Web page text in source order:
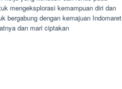
mengeksplorasi kemampuan diri dan
bergabung dengan kemajuan Indomaret
dan mari ciptakan